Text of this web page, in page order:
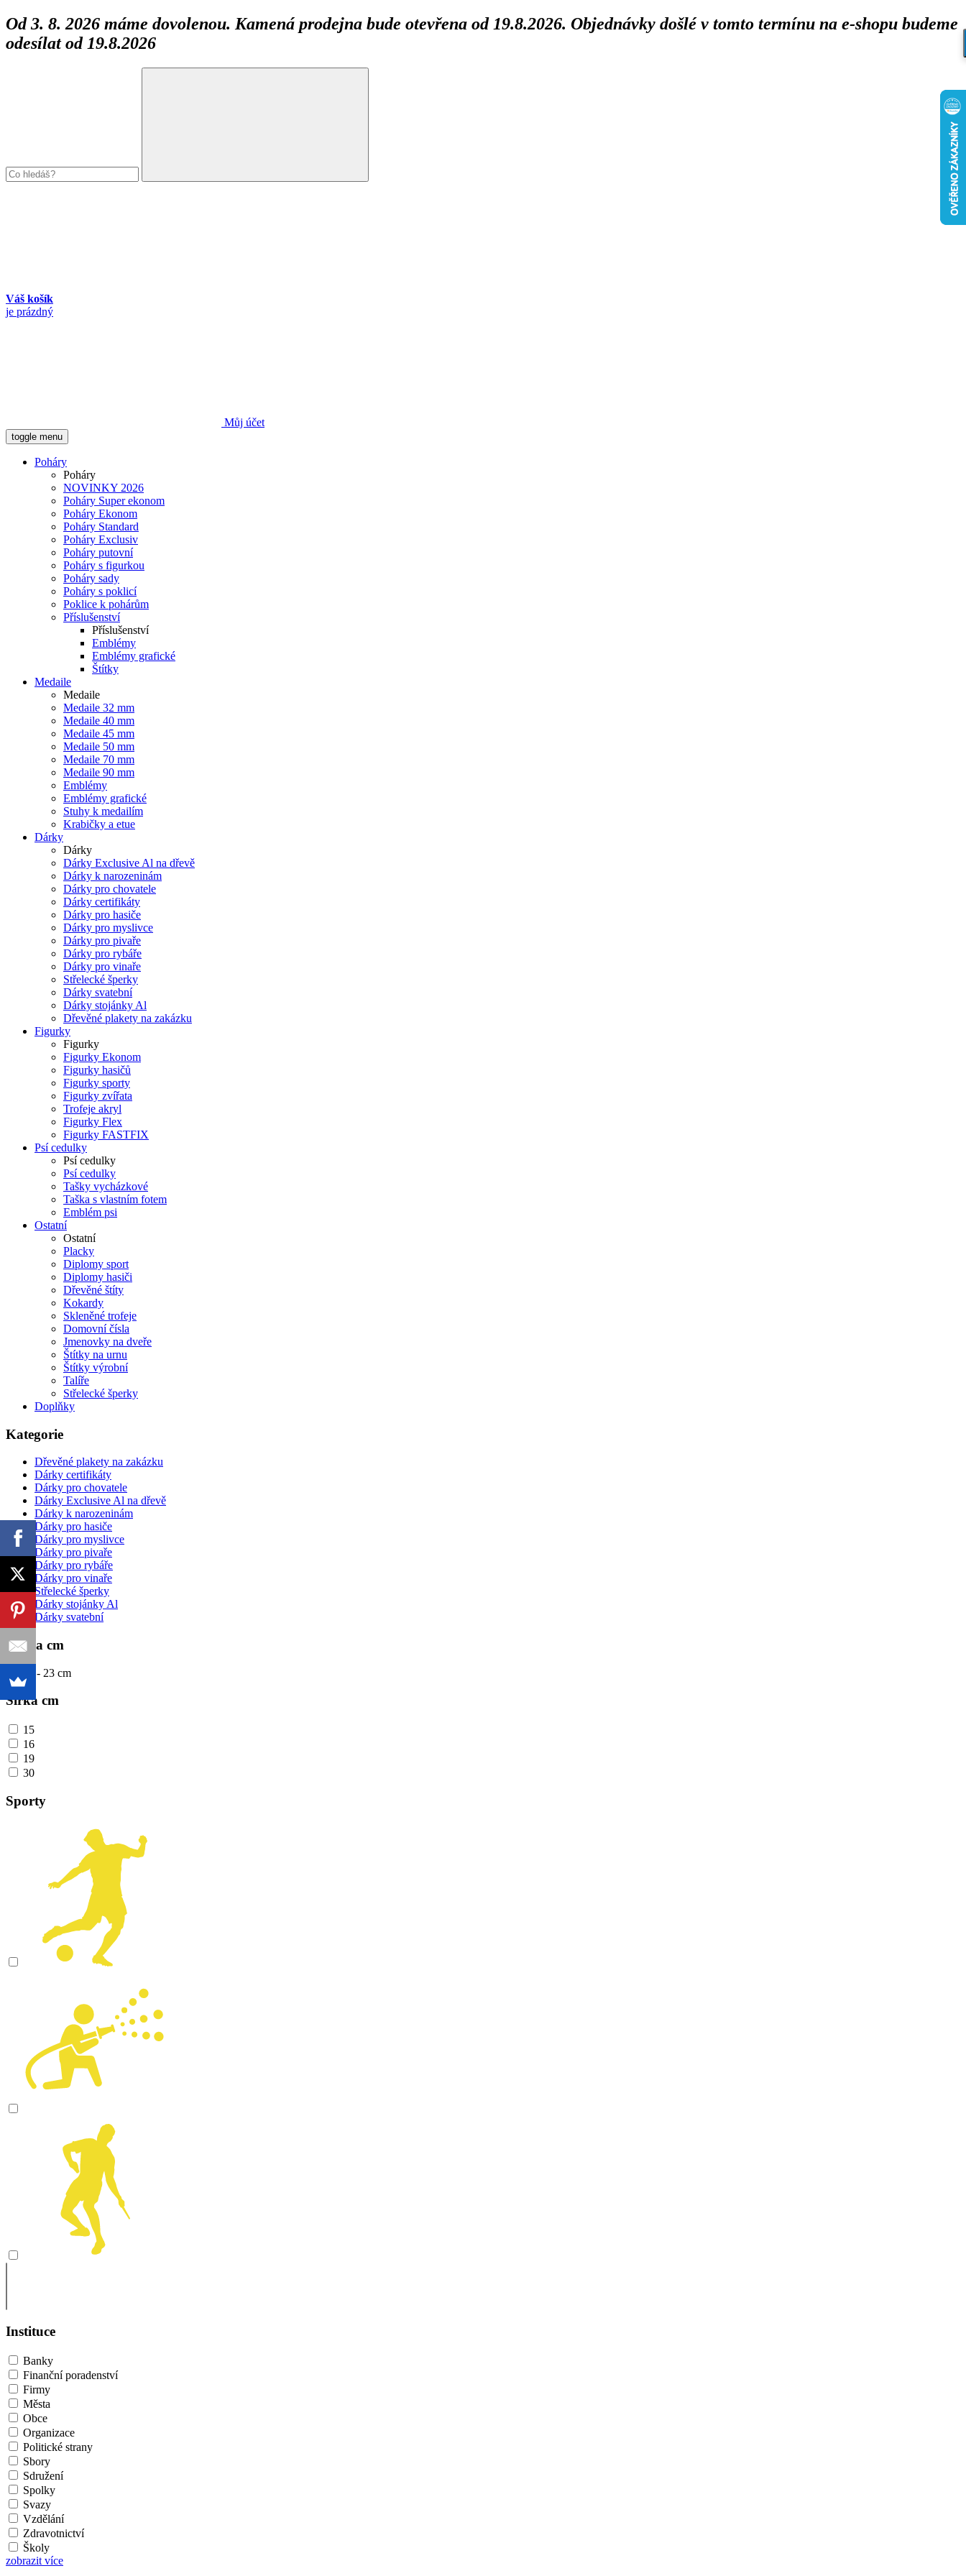
Od 3. 8. 2026 máme dovolenou. Kamená prodejna bude otevřena od 19.8.2026. Objednávky došlé v tomto termínu na e-shopu budeme
odesílat od 19.8.2026
Váš košík
je prázdný
Můj účet
toggle menu
Poháry
Poháry
NOVINKY 2026
Poháry Super ekonom
Poháry Ekonom
Poháry Standard
Poháry Exclusiv
Poháry putovní
Poháry s figurkou
Poháry sady
Poháry s poklicí
Poklice k pohárům
Příslušenství
Příslušenství
Emblémy
Emblémy grafické
Štítky
Medaile
Medaile
Medaile 32 mm
Medaile 40 mm
Medaile 45 mm
Medaile 50 mm
Medaile 70 mm
Medaile 90 mm
Emblémy
Emblémy grafické
Stuhy k medailím
Krabičky a etue
Dárky
Dárky
Dárky Exclusive Al na dřevě
Dárky k narozeninám
Dárky pro chovatele
Dárky certifikáty
Dárky pro hasiče
Dárky pro myslivce
Dárky pro pivaře
Dárky pro rybáře
Dárky pro vinaře
Střelecké šperky
Dárky svatební
Dárky stojánky Al
Dřevěné plakety na zakázku
Figurky
Figurky
Figurky Ekonom
Figurky hasičů
Figurky sporty
Figurky zvířata
Trofeje akryl
Figurky Flex
Figurky FASTFIX
Psí cedulky
Psí cedulky
Psí cedulky
Tašky vycházkové
Taška s vlastním fotem
Emblém psi
Ostatní
Ostatní
Placky
Diplomy sport
Diplomy hasiči
Dřevěné štíty
Kokardy
Skleněné trofeje
Domovní čísla
Jmenovky na dveře
Štítky na urnu
Štítky výrobní
Talíře
Střelecké šperky
Doplňky
Kategorie
Dřevěné plakety na zakázku
Dárky certifikáty
Dárky pro chovatele
Dárky Exclusive Al na dřevě
Dárky k narozeninám
Dárky pro hasiče
Dárky pro myslivce
Dárky pro pivaře
Dárky pro rybáře
Dárky pro vinaře
Střelecké šperky
Dárky stojánky Al
Dárky svatební
Výška cm
cm - 23 cm
Šířka cm
15
16
19
30
Sporty
Instituce
Banky
Finanční poradenství
Firmy
Města
Obce
Organizace
Politické strany
Sbory
Sdružení
Spolky
Svazy
Vzdělání
Zdravotnictví
Školy
zobrazit více